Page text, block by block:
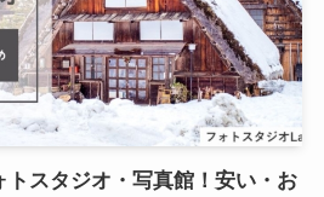
スタジオ・写真館！安い・お